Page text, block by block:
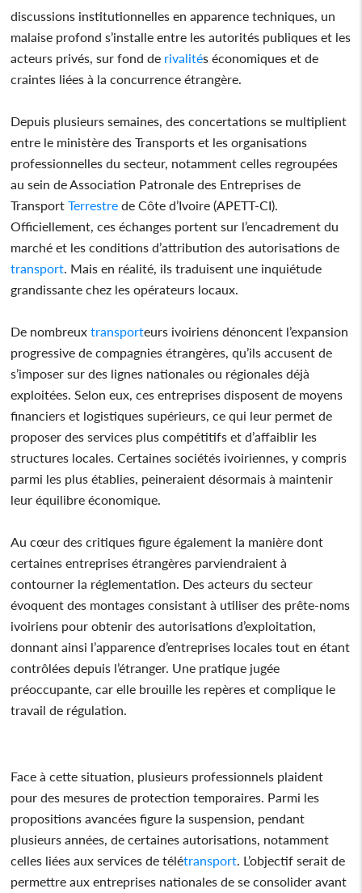
discussions institutionnelles en apparence techniques, un
malaise profond s’installe entre les autorités publiques et les
acteurs privés, sur fond de rivalités économiques et de
craintes liées à la concurrence étrangère.
Depuis plusieurs semaines, des concertations se multiplient
entre le ministère des Transports et les organisations
professionnelles du secteur, notamment celles regroupées
au sein de Association Patronale des Entreprises de
TransportTerrestre de Côte d’Ivoire (APETT-CI).
Officiellement, ces échanges portent sur l’encadrement du
marché et les conditions d’attribution des autorisations de
transport. Mais en réalité, ils traduisent une inquiétude
grandissante chez les opérateurs locaux.
De nombreuxtransporteurs ivoiriens dénoncent l’expansion
progressive de compagnies étrangères, qu’ils accusent de
s’imposer sur des lignes nationales ou régionales déjà
exploitées. Selon eux, ces entreprises disposent de moyens
financiers et logistiques supérieurs, ce qui leur permet de
proposer des services plus compétitifs et d’affaiblir les
structures locales. Certaines sociétés ivoiriennes, y compris
parmi les plus établies, peineraient désormais à maintenir
leur équilibre économique.
Au cœur des critiques figure également la manière dont
certaines entreprises étrangères parviendraient à
contourner la réglementation. Des acteurs du secteur
évoquent des montages consistant à utiliser des prête-noms
ivoiriens pour obtenir des autorisations d’exploitation,
donnant ainsi l’apparence d’entreprises locales tout en étant
contrôlées depuis l’étranger. Une pratique jugée
préoccupante, car elle brouille les repères et complique le
travail de régulation.
Face à cette situation, plusieurs professionnels plaident
pour des mesures de protection temporaires. Parmi les
propositions avancées figure la suspension, pendant
plusieurs années, de certaines autorisations, notamment
celles liées aux services de télétransport. L’objectif serait de
permettre aux entreprises nationales de se consolider avant